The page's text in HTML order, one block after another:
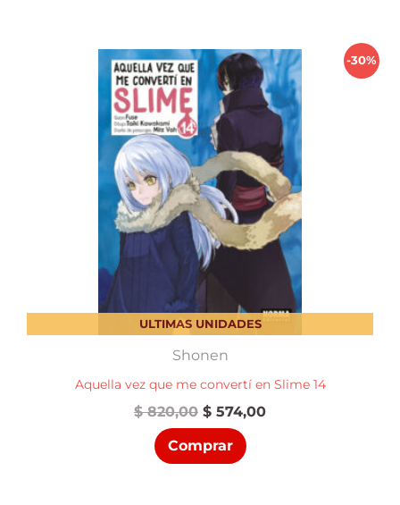
-30%
ULTIMAS UNIDADES
Shonen
Aquella vez que me convertí en Slime 14
$820,00 El
precio
original
era:
$ 574,00El
Comprar